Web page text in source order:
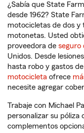
¿Sabía que State
desde 1962? State
motocicletas de dos y
motonetas. Usted
proveedora de seguro
Unidos. Desde
hasta robo y gastos
motocicleta ofrece
necesite agregar
Trabaje con Michael
personalizar su póliza
complementos